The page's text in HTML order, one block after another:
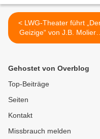
< LWG-Theater führt „Der
Geizige“ von J.B. Moliere
auf - Premiere am 14.
Gehostet von Overblog
Top-Beiträge
Seiten
Kontakt
Missbrauch melden